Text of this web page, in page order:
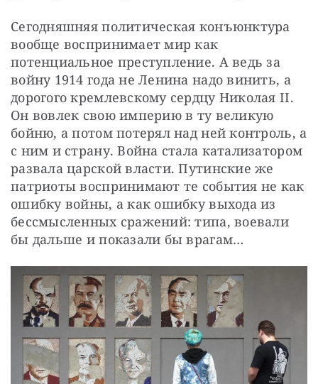
Сегодняшняя политическая конъюнктура
вообще воспринимает мир как
потенциальное преступление. А ведь за
войну 1914 года не Ленина надо винить, а
дорогого кремлевскому сердцу Николая II.
Он вовлек свою империю в ту великую
бойню, а потом потерял над ней контроль, а
с ним и страну. Война стала катализатором
развала царской власти. Путинские же
патриоты воспринимают те события не как
ошибку войны, а как ошибку выхода из
бессмысленных сражений: типа, воевали
бы дальше и показали бы врагам…